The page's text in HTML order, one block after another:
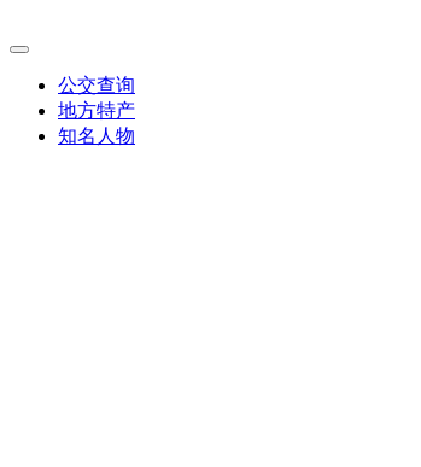
公交查询
地方特产
知名人物